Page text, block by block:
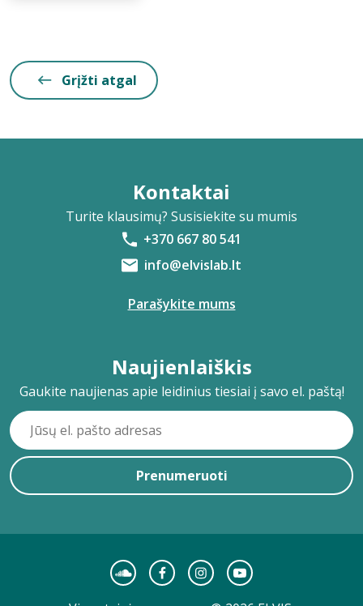
Grįžti atgal
Kontaktai
Turite klausimų? Susisiekite su mumis
+370 667 80 541
info@elvislab.lt
Parašykite mums
Naujienlaiškis
Gaukite naujienas apie leidinius tiesiai į savo el. paštą!
Prenumeruoti